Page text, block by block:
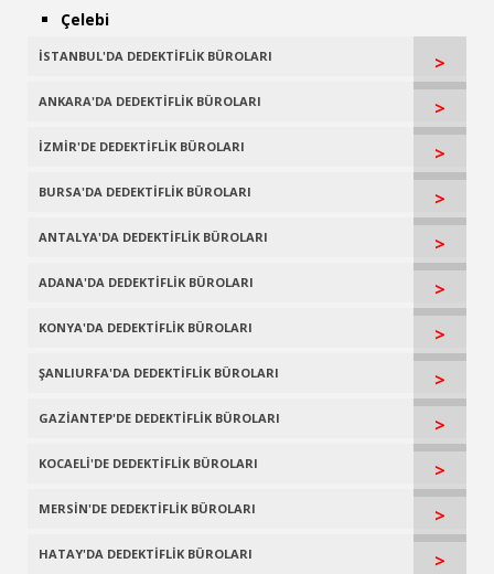
Çelebi
İSTANBUL'DA DEDEKTİFLİK BÜROLARI >
ANKARA'DA DEDEKTİFLİK BÜROLARI >
İZMİR'DE DEDEKTİFLİK BÜROLARI >
BURSA'DA DEDEKTİFLİK BÜROLARI >
ANTALYA'DA DEDEKTİFLİK BÜROLARI >
ADANA'DA DEDEKTİFLİK BÜROLARI >
KONYA'DA DEDEKTİFLİK BÜROLARI >
ŞANLIURFA'DA DEDEKTİFLİK BÜROLARI >
GAZİANTEP'DE DEDEKTİFLİK BÜROLARI >
KOCAELİ'DE DEDEKTİFLİK BÜROLARI >
MERSİN'DE DEDEKTİFLİK BÜROLARI >
HATAY'DA DEDEKTİFLİK BÜROLARI >